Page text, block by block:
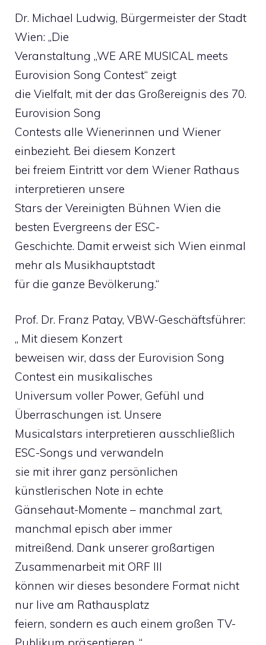
Dr. Michael Ludwig, Bürgermeister der Stadt
Wien: „Die
Veranstaltung „WE ARE MUSICAL meets
Eurovision Song Contest“ zeigt
die Vielfalt, mit der das Großereignis des 70.
Eurovision Song
Contests alle Wienerinnen und Wiener
einbezieht. Bei diesem Konzert
bei freiem Eintritt vor dem Wiener Rathaus
interpretieren unsere
Stars der Vereinigten Bühnen Wien die
besten Evergreens der ESC-
Geschichte. Damit erweist sich Wien einmal
mehr als Musikhauptstadt
für die ganze Bevölkerung.“
Prof. Dr. Franz Patay, VBW-Geschäftsführer:
„ Mit diesem Konzert
beweisen wir, dass der Eurovision Song
Contest ein musikalisches
Universum voller Power, Gefühl und
Überraschungen ist. Unsere
Musicalstars interpretieren ausschließlich
ESC-Songs und verwandeln
sie mit ihrer ganz persönlichen
künstlerischen Note in echte
Gänsehaut-Momente – manchmal zart,
manchmal episch aber immer
mitreißend. Dank unserer großartigen
Zusammenarbeit mit ORF III
können wir dieses besondere Format nicht
nur live am Rathausplatz
feiern, sondern es auch einem großen TV-